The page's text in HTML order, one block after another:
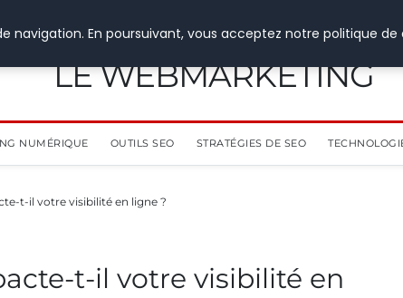
LE WEBMARKETING
NUMÉRIQUE OUTILS SEO STRATÉGIES DE SEO
t-il votre visibilité en ligne ?
t-il votre visibilité en
navigation. En poursuivant, vous acceptez notre politique